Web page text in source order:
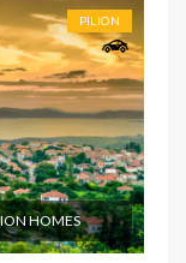
PILION
HOMES